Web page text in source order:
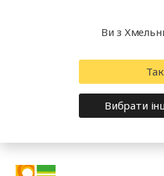
Ви з
Так
Вибрати